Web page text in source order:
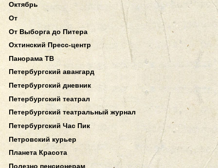
Октябрь
От
От Выборга до Питера
Охтинский Пресс-центр
Панорама ТВ
Петербургский авангард
Петербургский дневник
Петербургский театрал
Петербургский театральный журнал
Петербургский Час Пик
Петровский курьер
Планета Красота
Полезно пенсионерам